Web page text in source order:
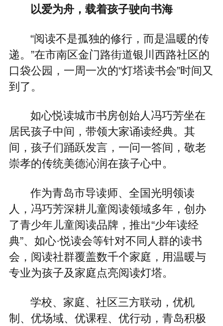
以爱为舟，载着孩子驶向书海
“阅读不是孤独的修行，而是温暖的传
递。”在市南区金门路街道银川西路社区的
口袋公园，一周一次的“灯塔读书会”时间又
到了。
如心悦读城市书房创始人冯巧芳坐在
居民孩子中间，带领大家诵读经典。其
间，孩子们踊跃发言，一问一答间，敬老
崇孝的传统美德沁润在孩子心中。
作为青岛市导读师、全国光明领读
人，冯巧芳深耕儿童阅读领域多年，创办
了青少年儿童阅读品牌，推出“少年读经
典”、如心·悦读会等针对不同人群的读书
会，阅读社群覆盖数千个家庭，用温暖与
专业为孩子及家庭点亮阅读灯塔。
学校、家庭、社区三方联动，优机
制、优场域、优课程、优行动，青岛积极